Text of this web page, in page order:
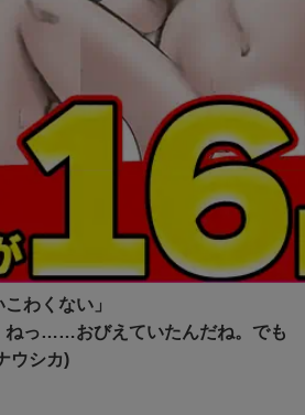
１巻
わくない」
ねっ……おびえていたんだね。でも
ウシカ)